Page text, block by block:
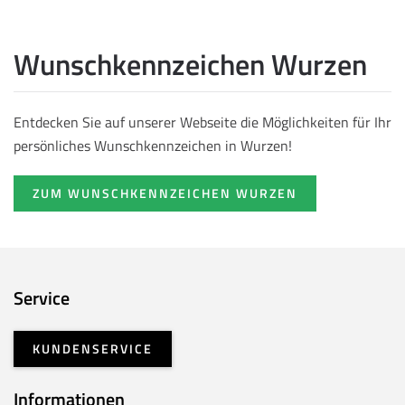
Wunschkennzeichen Wurzen
Entdecken Sie auf unserer Webseite die Möglichkeiten für Ihr
persönliches Wunschkennzeichen in Wurzen!
ZUM WUNSCHKENNZEICHEN WURZEN
Service
KUNDENSERVICE
Informationen